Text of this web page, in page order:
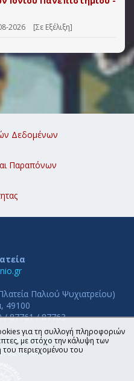
2026 [Σε Εξέλιξη]
Δεδομένων
Παραπόνων
Παλιού Ψυχιατρείου)
49100
/ 87761 / 87763
για τη συλλογή πληροφοριών
με στόχο την κάλυψη των
του περιεχομένου του